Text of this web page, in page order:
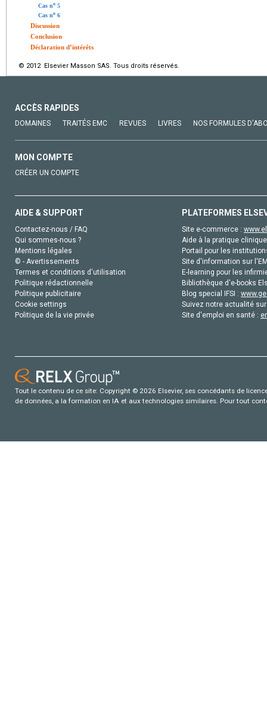
Cas no 5
Cas no 6
Discussion
Conclusion
Déclaration d’intérêts
© 2012 Elsevier Masson SAS. Tous droits réservés.
ACCÈS RAPIDES
DOMAINES TRAITÉS EMC REVUES LIVRES NOS FORMULES
MON COMPTE
CRÉER UN COMPTE
AIDE & SUPPORT
Contactez-nous / FAQ
Qui sommes-nous ?
Mentions légales
© - Avertissements
Termes et conditions d'utilisation
Politique rédactionnelle
Politique publicitaire
Cookie settings
Politique de la vie privée
PLATEFORMES
Site e-commerce :
Aide à la pratique
Portail pour les
Site d'information sur
E-learning pour les
Bibliothèque d'e-books
Blog special IFSI :
Suivez notre actualité
Site d'emploi en santé :
Tout le contenu de ce site: Copyright © 2026 Elsevier, ses concédants de
de données, a la formation en IA et aux technologies similaires. Pour tout